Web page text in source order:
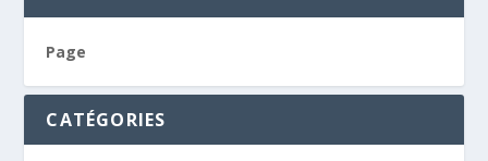
Page
CATÉGORIES